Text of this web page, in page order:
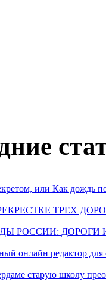
или Как дождь
ТРЕХ
РОССИИ: ДОРОГИ
онлайн редактор
старую школу